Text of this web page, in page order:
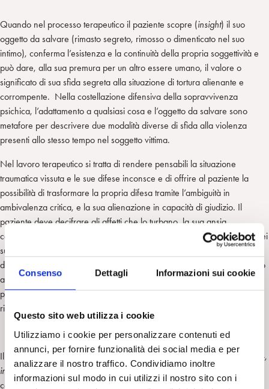
Consenso Dettagli Informazioni sui cookie
Questo sito web utilizza i cookie
Utilizziamo i cookie per personalizzare contenuti ed
annunci, per fornire funzionalità dei social media e per
analizzare il nostro traffico. Condividiamo inoltre
informazioni sul modo in cui utilizzi il nostro sito con i
Quando nel processo terapeutico il paziente scopre (insight) il suo
oggetto da salvare (rimasto segreto, rimosso o dimenticato nel suo
intimo), conferma l’esistenza e la continuità della propria soggettività e
può dare, alla sua premura per un altro essere umano, il valore o
significato di sua sfida segreta alla situazione di tortura alienante e
corrompente. Nella costellazione difensiva della sopravvivenza
psichica, l’adattamento a qualsiasi cosa e l’oggetto da salvare sono
metafore per descrivere due modalità diverse di sfida alla violenza
presenti allo stesso tempo nel soggetto vittima.
Nel lavoro terapeutico si tratta di rendere pensabili la situazione
traumatica vissuta e le sue difese inconsce e di offrire al paziente la
possibilità di trasformare la propria difesa tramite l’ambiguità in
ambivalenza critica, e la sua alienazione in capacità di giudizio. Il
paziente deve decifrare gli affetti che lo turbano, la sua ansia
catastrofica, la sua vergogna, il sentimento della perdita di significato dei
suoi desideri e comportamenti, l’alterazione del suo senso
d’appartenenza e d’identità; deve essere capace di scoprir il suo rigetto
alla violenza subìta e riuscire a delegittimarla. É molto importante per il
paziente situare la situazione traumatica nel tempo e nello spazio,
ricostruendo le sue circostanze.
Il concetto di spazi della soggettività (di Berenstein e Puget, Kaës),
intra-,
inter-
conseguenze della violenza estrema imposta al soggetto.